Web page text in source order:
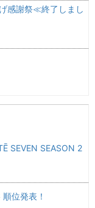
感謝祭≪終了しまし
SEVEN SEASON 2
位発表！